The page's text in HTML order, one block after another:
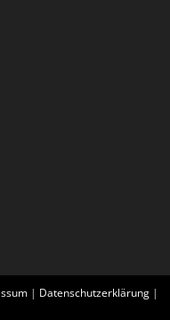
| Datenschutzerklärung |